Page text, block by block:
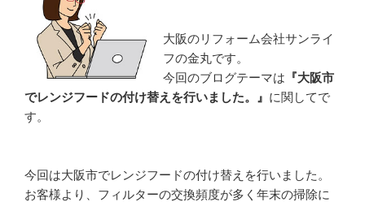
大阪のリフォーム会社サンライ
フの金丸です。
今回のブログテーマは 『大阪市
でレンジフードの付け替えを行いました。』 に関してで
す。
今回は大阪市でレンジフードの付け替えを行いました。
お客様より、フィルターの交換頻度が多く年末の掃除に